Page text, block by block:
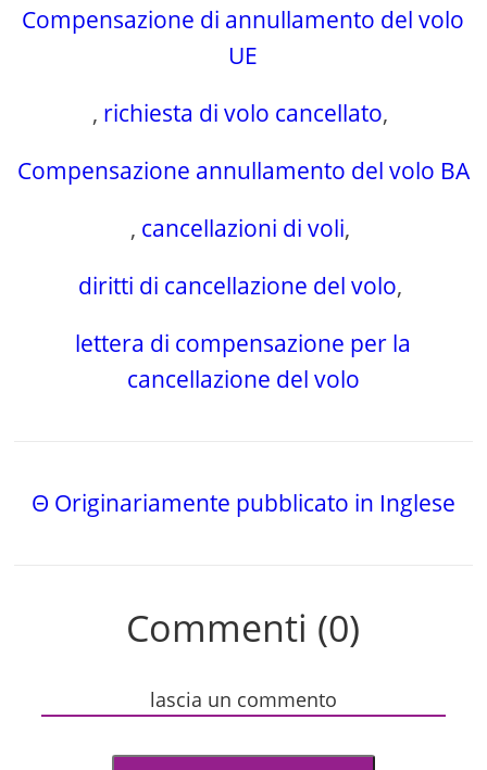
Compensazione di annullamento del volo
UE
, richiesta di volo cancellato,
Compensazione annullamento del volo BA
, cancellazioni di voli,
diritti di cancellazione del volo,
lettera di compensazione per la
cancellazione del volo
Θ Originariamente pubblicato in Inglese
Commenti (0)
lascia un commento